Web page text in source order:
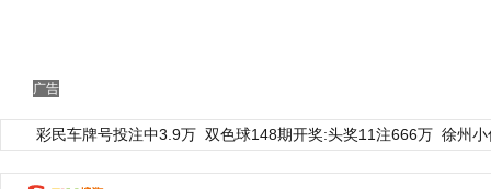
广告
彩民车牌号投注中3.9万 双色球148期开奖:头奖11注666万 徐州